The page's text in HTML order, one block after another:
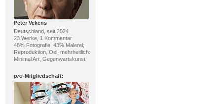
Peter Vekens
Deutschland, seit 2024
23 Werke, 1 Kommentar
48% Fotografie, 43% Malerei;
Reproduktion, Oel; mehrheitlich:
Minimal Art, Gegenwartskunst
pro-Mitgliedschaft: